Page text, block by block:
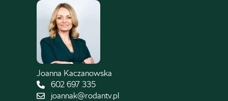
Joanna Kaczanowska
602 697 335
joannak@rodantv.pl